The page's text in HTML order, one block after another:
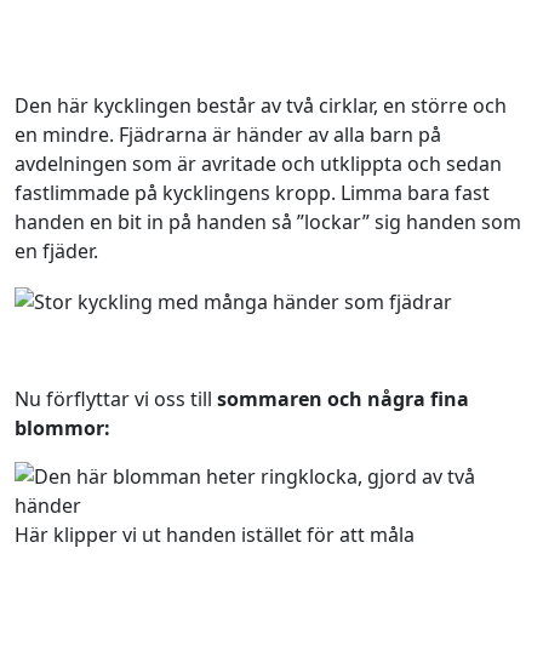
Den här kycklingen består av två cirklar, en större och
en mindre. Fjädrarna är händer av alla barn på
avdelningen som är avritade och utklippta och sedan
fastlimmade på kycklingens kropp. Limma bara fast
handen en bit in på handen så ”lockar” sig handen som
en fjäder.
Nu förflyttar vi oss till sommaren och några fina
blommor:
Här klipper vi ut handen istället för att måla